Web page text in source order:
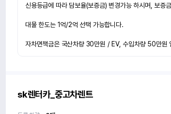
신용등급에 따라 담보율(보증금) 변경가능 하시며, 보증
대물 한도는 1억/2억 선택 가능합니다.
자차면책금은 국산차량 30만원 / EV, 수입차량 50만원
sk렌터카_중고차렌트